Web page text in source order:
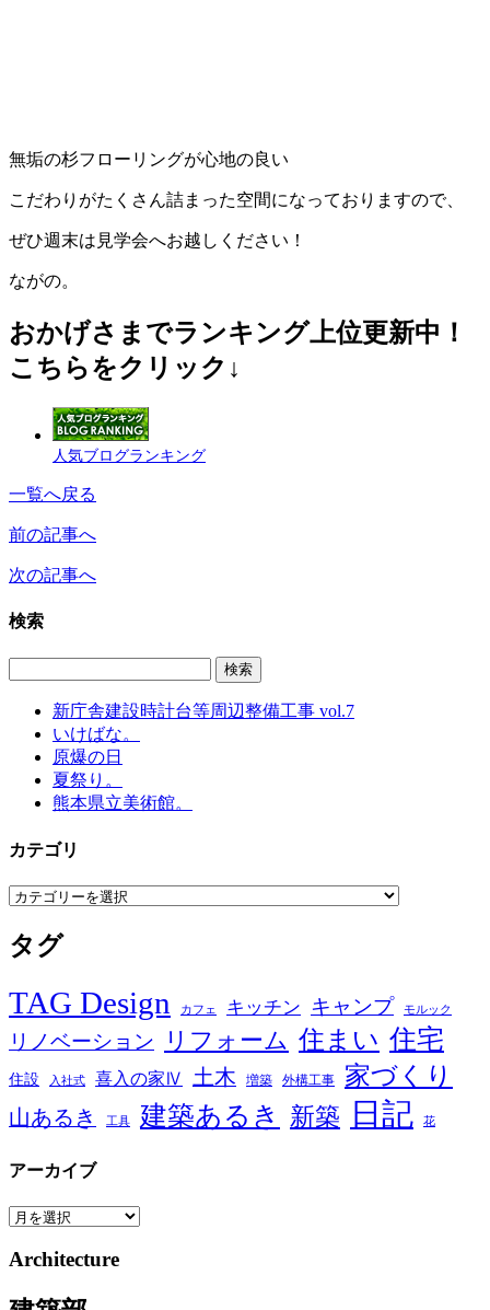
無垢の杉フローリングが心地の良い
こだわりがたくさん詰まった空間になっておりますので、
ぜひ週末は見学会へお越しください！
ながの。
おかげさまでランキング上位更新中！
こちらをクリック↓
人気ブログランキング
一覧へ戻る
前の記事へ
次の記事へ
検索
新庁舎建設時計台等周辺整備工事 vol.7
いけばな。
原爆の日
夏祭り。
熊本県立美術館。
カテゴリ
カ
ゴ
リ
タグ
TAG Design カフェ キッチン キャンプ モルック
リノベーション リフォーム 住まい 住宅
住設 入社式 喜入の家Ⅳ 土木 増築 外構工事 家づくり
山あるき 工具 建築あるき 新築 日記 花
アーカイブ
ア
カ
Architecture